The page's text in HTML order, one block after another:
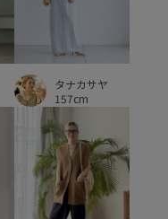
タナカサヤ
157cm